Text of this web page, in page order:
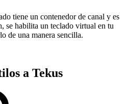
tiene un contenedor de canal y es
se habilita un teclado virtual en tu
de una manera sencilla.
a Tekus